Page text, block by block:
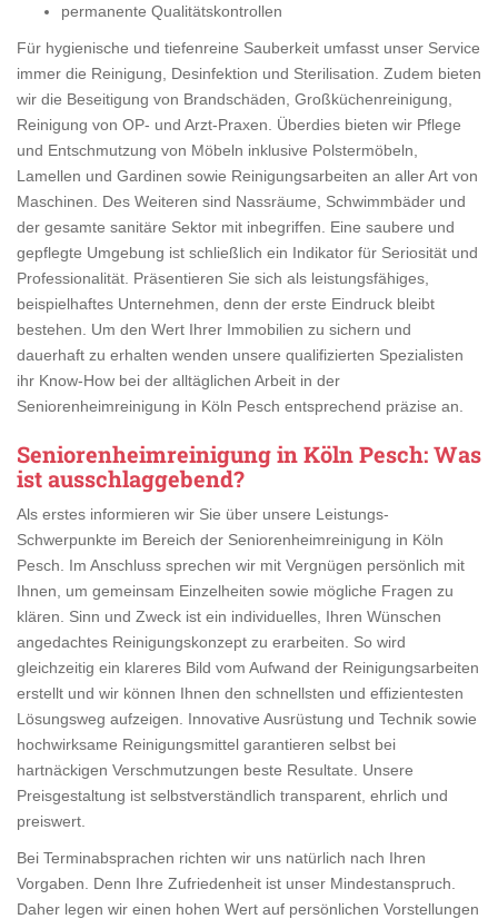
permanente Qualitätskontrollen
Für hygienische und tiefenreine Sauberkeit umfasst unser Service
immer die Reinigung, Desinfektion und Sterilisation. Zudem bieten
wir die Beseitigung von Brandschäden, Großküchenreinigung,
Reinigung von OP- und Arzt-Praxen. Überdies bieten wir Pflege
und Entschmutzung von Möbeln inklusive Polstermöbeln,
Lamellen und Gardinen sowie Reinigungsarbeiten an aller Art von
Maschinen. Des Weiteren sind Nassräume, Schwimmbäder und
der gesamte sanitäre Sektor mit inbegriffen. Eine saubere und
gepflegte Umgebung ist schließlich ein Indikator für Seriosität und
Professionalität. Präsentieren Sie sich als leistungsfähiges,
beispielhaftes Unternehmen, denn der erste Eindruck bleibt
bestehen. Um den Wert Ihrer Immobilien zu sichern und
dauerhaft zu erhalten wenden unsere qualifizierten Spezialisten
ihr Know-How bei der alltäglichen Arbeit in der
Seniorenheimreinigung in Köln Pesch entsprechend präzise an.
Seniorenheimreinigung in Köln Pesch: Was
ist ausschlaggebend?
Als erstes informieren wir Sie über unsere Leistungs-
Schwerpunkte im Bereich der Seniorenheimreinigung in Köln
Pesch. Im Anschluss sprechen wir mit Vergnügen persönlich mit
Ihnen, um gemeinsam Einzelheiten sowie mögliche Fragen zu
klären. Sinn und Zweck ist ein individuelles, Ihren Wünschen
angedachtes Reinigungskonzept zu erarbeiten. So wird
gleichzeitig ein klareres Bild vom Aufwand der Reinigungsarbeiten
erstellt und wir können Ihnen den schnellsten und effizientesten
Lösungsweg aufzeigen. Innovative Ausrüstung und Technik sowie
hochwirksame Reinigungsmittel garantieren selbst bei
hartnäckigen Verschmutzungen beste Resultate. Unsere
Preisgestaltung ist selbstverständlich transparent, ehrlich und
preiswert.
Bei Terminabsprachen richten wir uns natürlich nach Ihren
Vorgaben. Denn Ihre Zufriedenheit ist unser Mindestanspruch.
Daher legen wir einen hohen Wert auf persönlichen Vorstellungen